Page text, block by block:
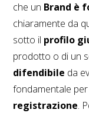
che un Brand è
chiaramente da
sotto il profilo
prodotto o di un
difendibile da
fondamentale
registrazione.